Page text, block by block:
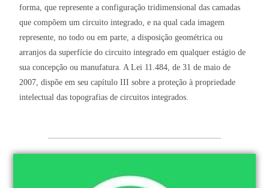
forma, que represente a configuração tridimensional das camadas
que compõem um circuito integrado, e na qual cada imagem
represente, no todo ou em parte, a disposição geométrica ou
arranjos da superfície do circuito integrado em qualquer estágio de
sua concepção ou manufatura. A Lei 11.484, de 31 de maio de
2007, dispõe em seu capítulo III sobre a proteção à propriedade
intelectual das topografias de circuitos integrados.